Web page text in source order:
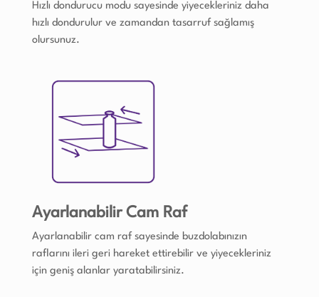
Hızlı dondurucu modu sayesinde yiyecekleriniz daha
hızlı dondurulur ve zamandan tasarruf sağlamış
olursunuz.
Ayarlanabilir Cam Raf
Ayarlanabilir cam raf sayesinde buzdolabınızın
raflarını ileri geri hareket ettirebilir ve yiyecekleriniz
için geniş alanlar yaratabilirsiniz.